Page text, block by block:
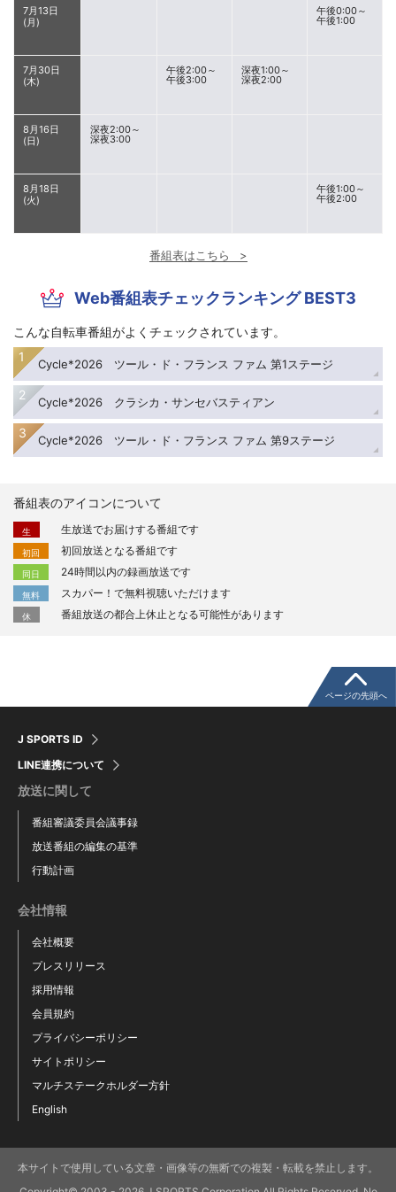
7月13日
(月)
午後0:00～
午後1:00
7月30日
(木)
午後2:00～
午後3:00
深夜1:00～
深夜2:00
8月16日
(日)
深夜2:00～
深夜3:00
8月18日
(火)
午後1:00～
午後2:00
番組表はこちら
Web番組表チェックランキング BEST3
こんな自転車番組がよくチェックされています。
Cycle*2026 ツール・ド・フランス ファム 第1ステージ
Cycle*2026 クラシカ・サンセバスティアン
Cycle*2026 ツール・ド・フランス ファム 第9ステージ
番組表のアイコンについて
生 生放送でお届けする番組です
初回 初回放送となる番組です
同日 24時間以内の録画放送です
無料 スカパー！で無料視聴いただけます
休 番組放送の都合上休止となる可能性があります
J SPORTS ID
LINE連携について
放送に関して
番組審議委員会議事録
放送番組の編集の基準
行動計画
会社情報
会社概要
プレスリリース
採用情報
会員規約
プライバシーポリシー
サイトポリシー
マルチステークホルダー方針
English
ページの先頭へ
本サイトで使用している文章・画像等の無断での複製・転載を禁止します。